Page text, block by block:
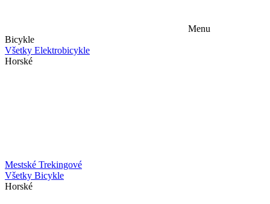
Menu
Bicykle
Všetky Elektrobicykle
Horské
Mestské Trekingové
Všetky Bicykle
Horské